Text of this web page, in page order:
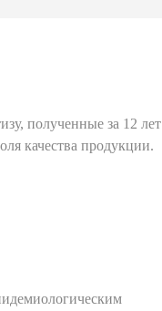
полученные за 12 лет
качества продукции.